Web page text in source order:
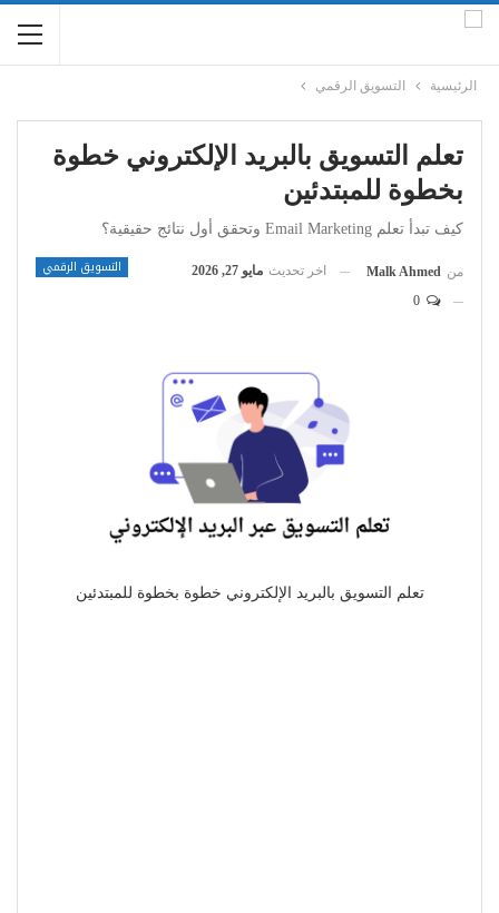
الرئيسية التسويق الرقمي
تعلم التسويق بالبريد الإلكتروني خطوة
بخطوة للمبتدئين
كيف تبدأ تعلم Email Marketing وتحقق أول نتائج حقيقية؟
التسويق الرقمي من Malk Ahmed اخر تحديث مايو 27, 2026
تعلم التسويق بالبريد الإلكتروني خطوة بخطوة للمبتدئين